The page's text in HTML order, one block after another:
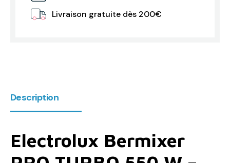
Livraison gratuite dès 200€
Description
Electrolux Bermixer